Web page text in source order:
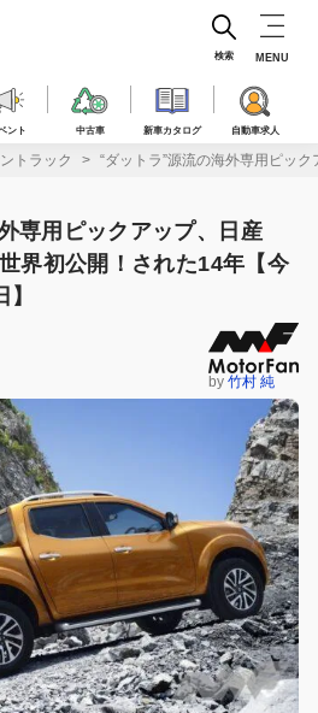
ント 中古車 新車カタログ 自動車求人
検索 MENU
トラック “ダットラ”源流の海外専用ピッ
専用ピックアップ、日産
界初公開！された14年【今
by 竹村 純